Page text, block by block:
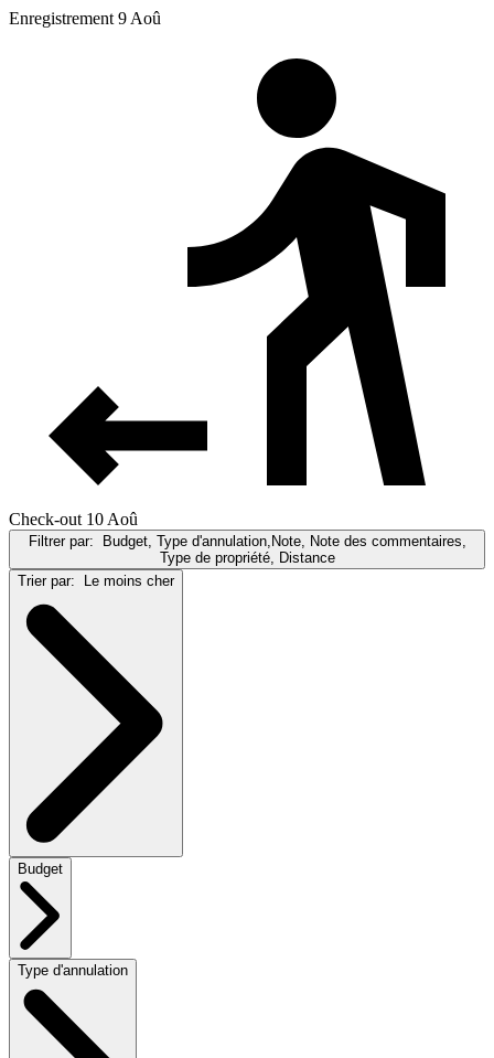
Enregistrement 9 Aoû
Check-out 10 Aoû
Filtrer par:
Budget, Type d'annulation,Note, Note des commentaires,
Type de propriété, Distance
Trier par:
Le moins cher
Budget
Type d'annulation